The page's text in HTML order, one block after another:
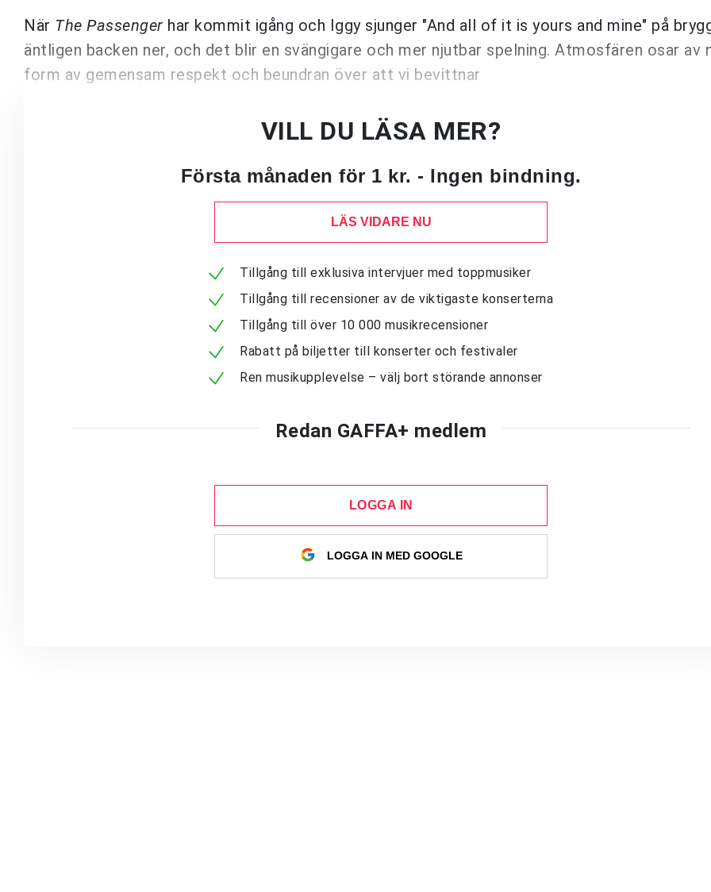
När The Passenger har kommit igång och Iggy sjunger "And all of it is yours and mine" på
äntligen backen ner, och det blir en svängigare och mer njutbar spelning. Atmosfären osar av
form av gemensam respekt och beundran över att vi bevittnar
VILL DU LÄSA MER?
Första månaden för 1 kr. - Ingen bindning.
LÄS VIDARE NU
Tillgång till exklusiva intervjuer med toppmusiker
Tillgång till recensioner av de viktigaste konserterna
Tillgång till över 10 000 musikrecensioner
Rabatt på biljetter till konserter och festivaler
Ren musikupplevelse – välj bort störande annonser
Redan GAFFA+ medlem
LOGGA IN
LOGGA IN MED GOOGLE